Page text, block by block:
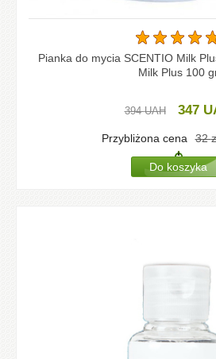
Pianka do mycia SCENTIO Milk
Milk Plus 100
394UAH 347
Przybliżona cena 32